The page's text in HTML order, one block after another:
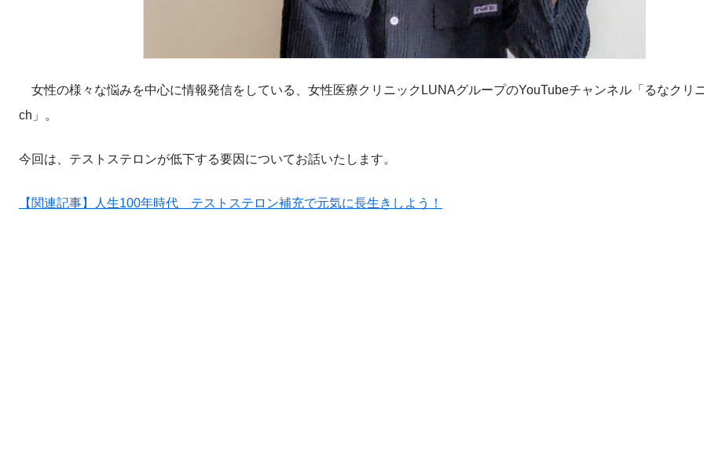
女性の様々な悩みを中心に情報発信をしている、女性医療クリニックLUNAグループのYouTubeチャンネル「るなクリ
ch」。
今回は、テストステロンが低下する要因についてお話いたします。
【関連記事】人生100年時代 テストステロン補充で元気に長生きしよう！